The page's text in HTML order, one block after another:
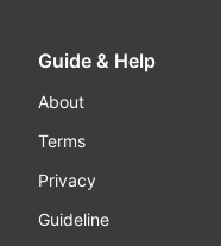
Guide & Help
About
Terms
Privacy
Guideline